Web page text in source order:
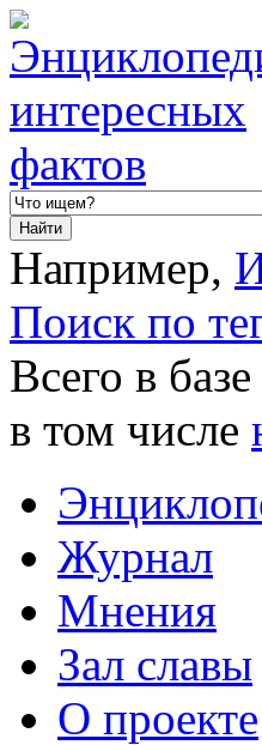
Например,
Поиск по
Всего в
в том числе
Журнал
Мнения
Зал славы
О проекте